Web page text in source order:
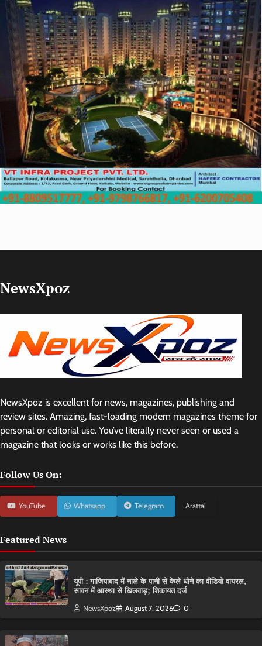
NewsXpoz
NewsXpoz is excellent for news, magazines, publishing and
review sites. Amazing, fast-loading modern magazines theme for
personal or editorial use. You’ve literally never seen or used a
magazine that looks or works like this before.
Follow Us On:
YouTube Whatsapp Telegram Arattai
Featured News
यूपी : गाजियाबाद में नाले के पानी से केले धोने का वीडियो वायरल,
सावन में आस्था से खिलवाड़; शिकायत दर्ज
NewsXpoz August 7, 2026 0